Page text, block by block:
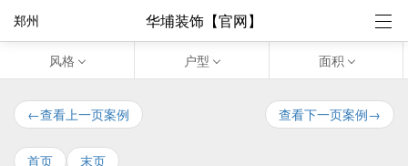
华埔装饰【官网】
郑州
风格 户型 面积
←查看上一页案例 查看下一页案例→
首页 末页